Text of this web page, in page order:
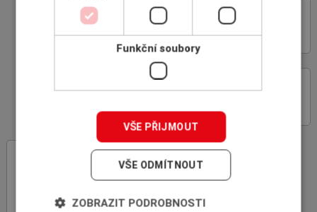
PROČ POJIŠŤOVAT
– specialista na pojištění
zkušenosti z mezinárodní sítě
Funkční soubory
VŠE PŘIJMOUT
VŠE ODMÍTNOUT
ZOBRAZIT PODROBNOSTI